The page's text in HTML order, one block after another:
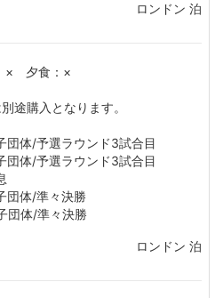
ロンドン 泊
× 夕食：×
途購入となります。
体/予選ラウンド3試合目
体/予選ラウンド3試合目
団体/準々決勝
団体/準々決勝
ロンドン 泊